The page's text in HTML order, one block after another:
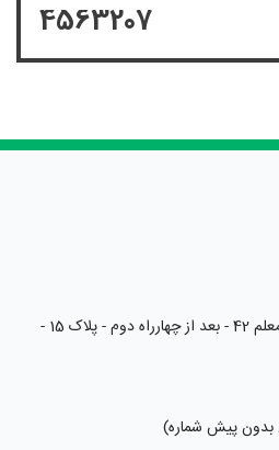
4563207
دفتر مرکزی : مشهد - معلم 42 - بعد از چهارراه دوم - پلاک 15 -